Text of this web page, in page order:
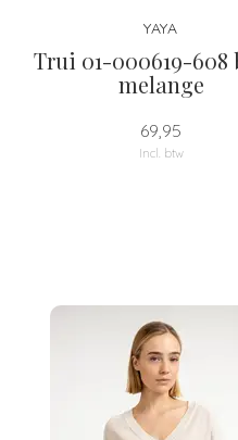
YAYA
Trui 01-000619-608
melange
69,95
Incl. btw